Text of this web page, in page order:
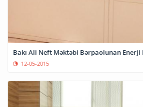
Bakı Ali Neft Məktəbi Bərpaolunan Enerji
12-05-2015